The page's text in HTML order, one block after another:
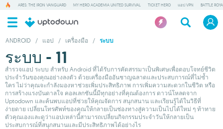
ARES: THE IRON VANGUARD MY HERO ACADEMIA UNITED SURVIVAL TICKET HERO แอป VPN BATTLE
ANDROID / แอป / เครื่องมือ / ระบบ
ระบบ - 11
สำรวจแอป ระบบ สำหรับ Android ที่ได้รับการคัดสรรมาเป็นพิเศษเพื่อตอบโจทย์ชีวิต
ประจำวันของคุณอย่างลงตัว ด้วยเครื่องมืออันชาญฉลาดและประสบการณ์ที่ไม่ซ้ำ
ใคร ไม่ว่าคุณจะกำลังมองหาช่วยเพิ่มประสิทธิภาพ การเพิ่มความสะดวกในชีวิต หรือ
การสร้างแรงบันดาลใจ คอลเลกชันนี้มีทุกอย่างที่คุณต้องการ ดาวน์โหลดจาก
Uptodown และค้นพบแอปที่ช่วยให้คุณจัดการ สนุกสนาน และเรียนรู้ได้ในวิธีที่
ง่ายดาย เปลี่ยนโทรศัพท์ของคุณให้กลายเป็นช่องทางสู่ความเป็นไปได้ใหม่ ๆ ท้าทาย
ตัวคุณเองและดูว่าแอปเหล่านี้สามารถเปลี่ยนกิจกรรมประจำวันให้กลายเป็น
ประสบการณ์ที่สนุกสนานและมีประสิทธิภาพได้อย่างไร